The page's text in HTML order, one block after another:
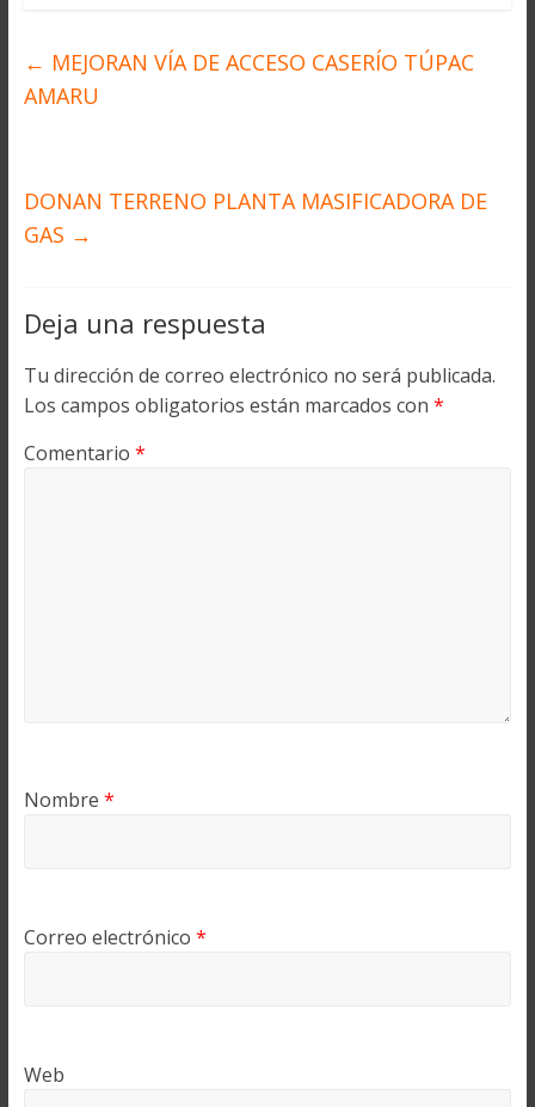
← MEJORAN VÍA DE ACCESO CASERÍO TÚPAC
AMARU
DONAN TERRENO PLANTA MASIFICADORA DE
GAS →
Deja una respuesta
Tu dirección de correo electrónico no será publicada.
Los campos obligatorios están marcados con *
Comentario *
Nombre *
Correo electrónico *
Web